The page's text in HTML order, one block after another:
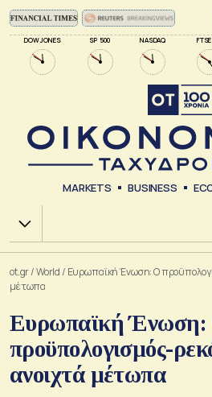
DOW JONES SP 500 NASDAQ
MARKETS BUSINESS
Χ.Α.
ot.gr/World / Ευρωπαϊκή Ένωση: Ο
μέτωπα
Ευρωπαϊκή
προϋπολογισμός-
ανοιχτά μέτωπα